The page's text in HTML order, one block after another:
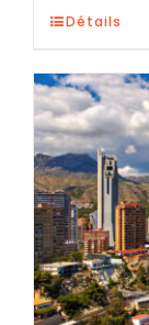
Détails